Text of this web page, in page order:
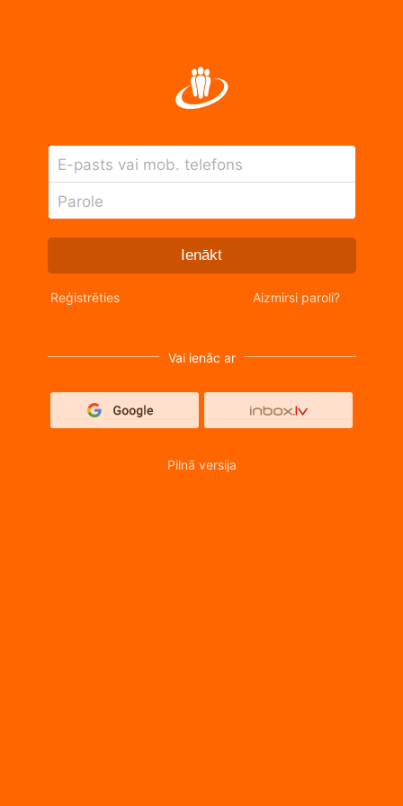
E-pasts vai mob. telefons
Parole
Ienākt
Reģistrēties Aizmirsi paroli?
Vai ienāc ar
Pilnā versija